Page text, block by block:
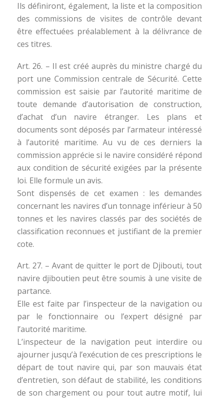
Ils définiront, également, la liste et la composition
des commissions de visites de contrôle devant
être effectuées préalablement à la délivrance de
ces titres.
Art. 26. – Il est créé auprès du ministre chargé du
port une Commission centrale de Sécurité. Cette
commission est saisie par l’autorité maritime de
toute demande d’autorisation de construction,
d’achat d’un navire étranger. Les plans et
documents sont déposés par l’armateur intéressé
à l’autorité maritime. Au vu de ces derniers la
commission apprécie si le navire considéré répond
aux condition de sécurité exigées par la présente
loi. Elle formule un avis.
Sont dispensés de cet examen : les demandes
concernant les navires d’un tonnage inférieur à 50
tonnes et les navires classés par des sociétés de
classification reconnues et justifiant de la premier
cote.
Art. 27. – Avant de quitter le port de Djibouti, tout
navire djiboutien peut être soumis à une visite de
partance.
Elle est faite par l’inspecteur de la navigation ou
par le fonctionnaire ou l’expert désigné par
l’autorité maritime.
L’inspecteur de la navigation peut interdire ou
ajourner jusqu’à l’exécution de ces prescriptions le
départ de tout navire qui, par son mauvais état
d’entretien, son défaut de stabilité, les conditions
de son chargement ou pour tout autre motif, lui